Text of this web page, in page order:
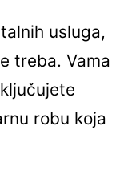
usluga,
treba. Vama
robu koja